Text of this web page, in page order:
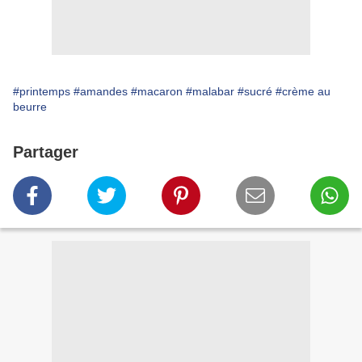
#printemps #amandes #macaron #malabar #sucré #crème au
beurre
Partager